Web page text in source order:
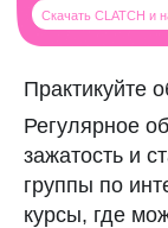
Практикуйте
Регулярное
зажатость и
группы по
курсы, где